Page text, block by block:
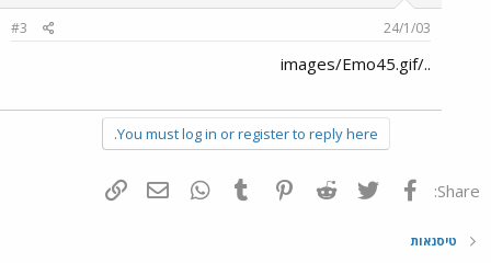
24/1/03
#3
../images/Emo45.gif
You must log in or register to reply here.
Share: פייסבוק Twitter
Reddit
Pinterest
Tumblr
WhatsAppדואר אלקטרוני
טיסנאות